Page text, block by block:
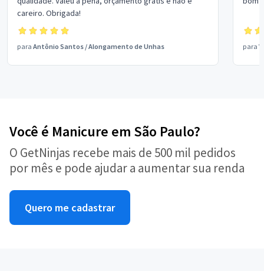
careiro. Obrigada!
para Antônio Santos /Alongamento de Unhas para
Você é Manicure em São Paulo?
O GetNinjas recebe mais de 500 mil pedidos
por mês e pode ajudar a aumentar sua renda
Quero me cadastrar